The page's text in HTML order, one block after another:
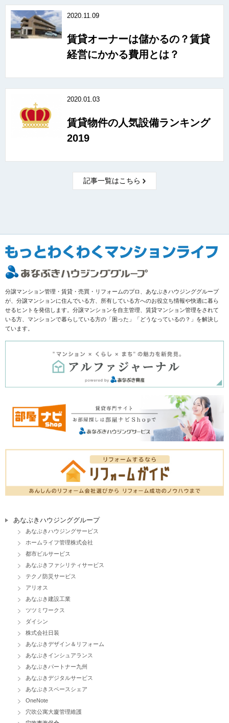
2020.11.09
賃貸オーナーは儲かるの？賃貸
経営にかかる費用とは？
2020.01.03
賃貸物件の人気設備ランキング
2019
記事一覧はこちら
分譲マンション管理・賃貸・売買・リフォームのプロ、あなぶきハウジンググループ
が、分譲マンションに住んでいる方、所有している方へのお役立ち情報や快適に暮ら
せるヒントを発信します。分譲マンションを自主管理、賃貸マンション管理をされて
いる方、マンションで暮らしている方の「困った」「どうなっているの？」を解決し
ています。
あなぶきハウジンググループ
あなぶきハウジングサービス
ホームライフ管理株式会社
都市ビルサービス
あなぶきファシリティサービス
テクノ防災サービス
アリオス
あなぶき建設工業
ツツミワークス
ダイシン
株式会社日装
あなぶきデザイン＆リフォーム
あなぶきインシュアランス
あなぶきパートナー九州
あなぶきデジタルサービス
あなぶきスペースシェア
OneNote
穴吹公寓大廈管理維護